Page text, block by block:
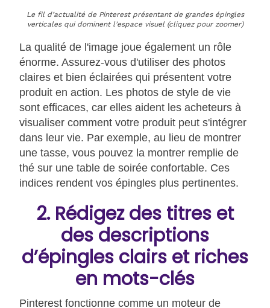
Le fil d’actualité de Pinterest présentant de grandes épingles
verticales qui dominent l’espace visuel (cliquez pour zoomer)
La qualité de l'image joue également un rôle
énorme. Assurez-vous d'utiliser des photos
claires et bien éclairées qui présentent votre
produit en action. Les photos de style de vie
sont efficaces, car elles aident les acheteurs à
visualiser comment votre produit peut s'intégrer
dans leur vie. Par exemple, au lieu de montrer
une tasse, vous pouvez la montrer remplie de
thé sur une table de soirée confortable. Ces
indices rendent vos épingles plus pertinentes.
2. Rédigez des titres et
des descriptions
d’épingles clairs et riches
en mots-clés
Pinterest fonctionne comme un moteur de